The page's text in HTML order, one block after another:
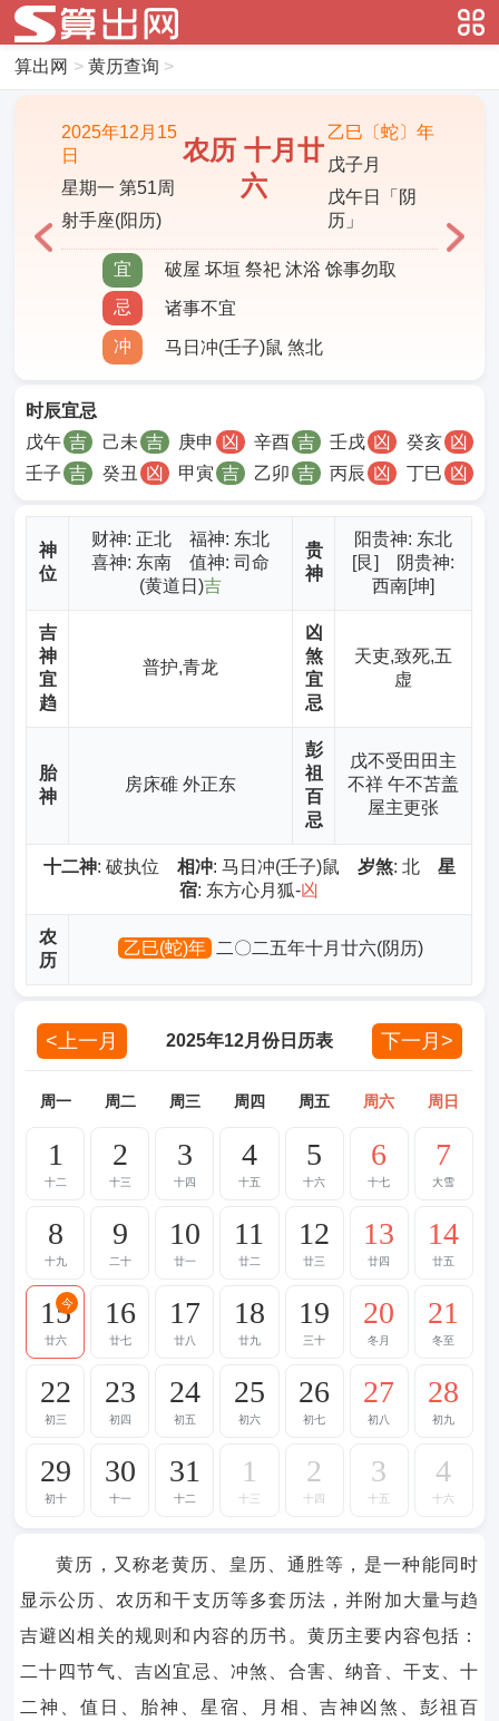
算出网 > 黄历查询 >
2025年12月15
日
星期一 第51周
射手座(阳历)
农历 十月廿
六
乙巳〔蛇〕年
戊子月
戊午日「阴
历」
宜 破屋 坏垣 祭祀 沐浴 馀事勿取
忌 诸事不宜
冲 马日冲(壬子)鼠 煞北
时辰宜忌
壬子 吉 癸丑 凶 甲寅 吉 乙卯 吉 丙辰 凶 丁巳 凶
戊午 吉 己未 吉 庚申 凶 辛酉 吉 壬戌 凶 癸亥 凶
神
位
财神: 正北 福神: 东北
喜神: 东南 值神: 司命
(黄道日)吉
贵
神
阳贵神: 东北
[艮] 阴贵神:
西南[坤]
吉
神
宜
趋
普护,青龙
凶
煞
宜
忌
天吏,致死,五
虚
胎
神
房床碓 外正东
彭
祖
百
忌
戊不受田田主
不祥 午不苫盖
屋主更张
十二神: 破执位 相冲: 马日冲(壬子)鼠 岁煞: 北 星
宿: 东方心月狐-凶
农
历
乙巳(蛇)年 二〇二五年十月廿六(阴历)
<上一月 2025年12月份日历表 下一月>
周一 周二 周三 周四 周五 周六 周日
1
十二
2
十三
3
十四
4
十五
5
十六
6
十七
7
大雪
8
十九
9
二十
10
廿一
11
廿二
12
廿三
13
廿四
14
廿五
15
廿六
今 16
廿七
17
廿八
18
廿九
19
三十
20
冬月
21
冬至
22
初三
23
初四
24
初五
25
初六
26
初七
27
初八
28
初九
29
初十
30
十一
31
十二
1
十三
2
十四
3
十五
4
十六
黄历，又称老黄历、皇历、通胜等，是一种能同时
显示公历、农历和干支历等多套历法，并附加大量与趋
吉避凶相关的规则和内容的历书。黄历主要内容包括：
二十四节气、吉凶宜忌、冲煞、合害、纳音、干支、十
二神、值日、胎神、星宿、月相、吉神凶煞、彭祖百